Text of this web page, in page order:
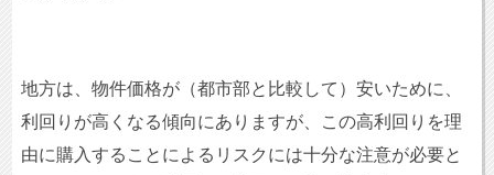
地方は、物件価格が（都市部と比較して）安いために、
利回りが高くなる傾向にありますが、この高利回りを理
由に購入することによるリスクには十分な注意が必要と